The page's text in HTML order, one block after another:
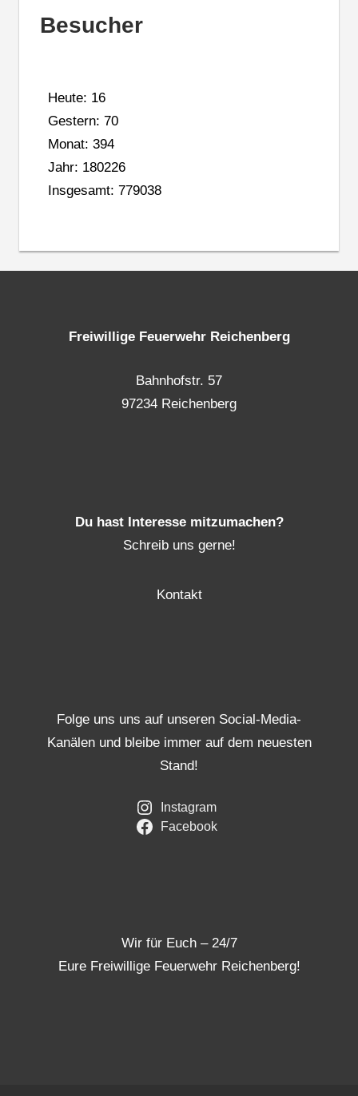
Besucher
Heute: 16
Gestern: 70
Monat: 394
Jahr: 180226
Insgesamt: 779038
Freiwillige Feuerwehr Reichenberg
Bahnhofstr. 57
97234 Reichenberg
Du hast Interesse mitzumachen?
Schreib uns gerne!
Kontakt
Folge uns uns auf unseren Social-Media-
Kanälen und bleibe immer auf dem neuesten
Stand!
Instagram
Facebook
Wir für Euch – 24/7
Eure Freiwillige Feuerwehr Reichenberg!